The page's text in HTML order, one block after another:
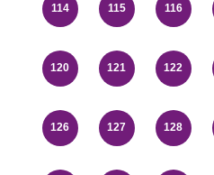
114 115 116
120 121 122
126 127 128